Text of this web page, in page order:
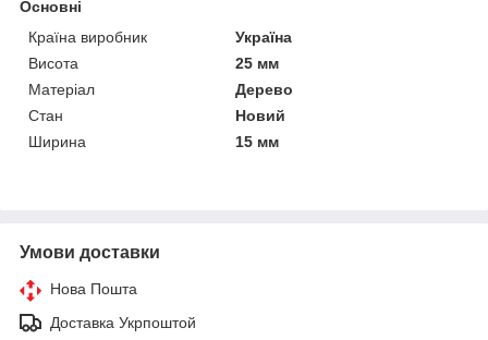
Основні
Країна виробник
Україна
Висота
25 мм
Матеріал
Дерево
Стан
Новий
Ширина
15 мм
Умови доставки
Нова Пошта
Доставка Укрпоштой